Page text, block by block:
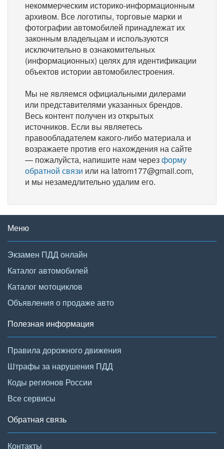
некоммерческим историко-информационным
архивом. Все логотипы, торговые марки и
фотографии автомобилей принадлежат их
законным владельцам и используются
исключительно в ознакомительных
(информационных) целях для идентификации
объектов истории автомобилестроения.
Мы не являемся официальными дилерами
или представителями указанных брендов.
Весь контент получен из открытых
источников. Если вы являетесь
правообладателем какого-либо материала и
возражаете против его нахождения на сайте
— пожалуйста, напишите нам черезформу
обратной связи или на latrom177@gmail.com,
и мы незамедлительно удалим его.
Меню
Экзамен ПДД онлайн
Каталог автомобилей
Каталог мотоциклов
Объявления о продаже авто
Полезная информация
Правила дорожного движения
Штрафы за нарушения ПДД
Коды регионов России
Все сервисы
Обратная связь
Контакты